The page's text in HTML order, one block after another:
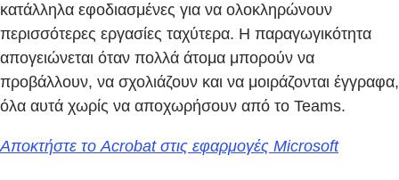
κατάλληλα εφοδιασμένες για να ολοκληρώνουν
περισσότερες εργασίες ταχύτερα. Η παραγωγικότητα
απογειώνεται όταν πολλά άτομα μπορούν να
προβάλλουν, να σχολιάζουν και να μοιράζονται έγγραφα,
όλα αυτά χωρίς να αποχωρήσουν από το Teams.
Αποκτήστε το Acrobat στις εφαρμογές Microsoft